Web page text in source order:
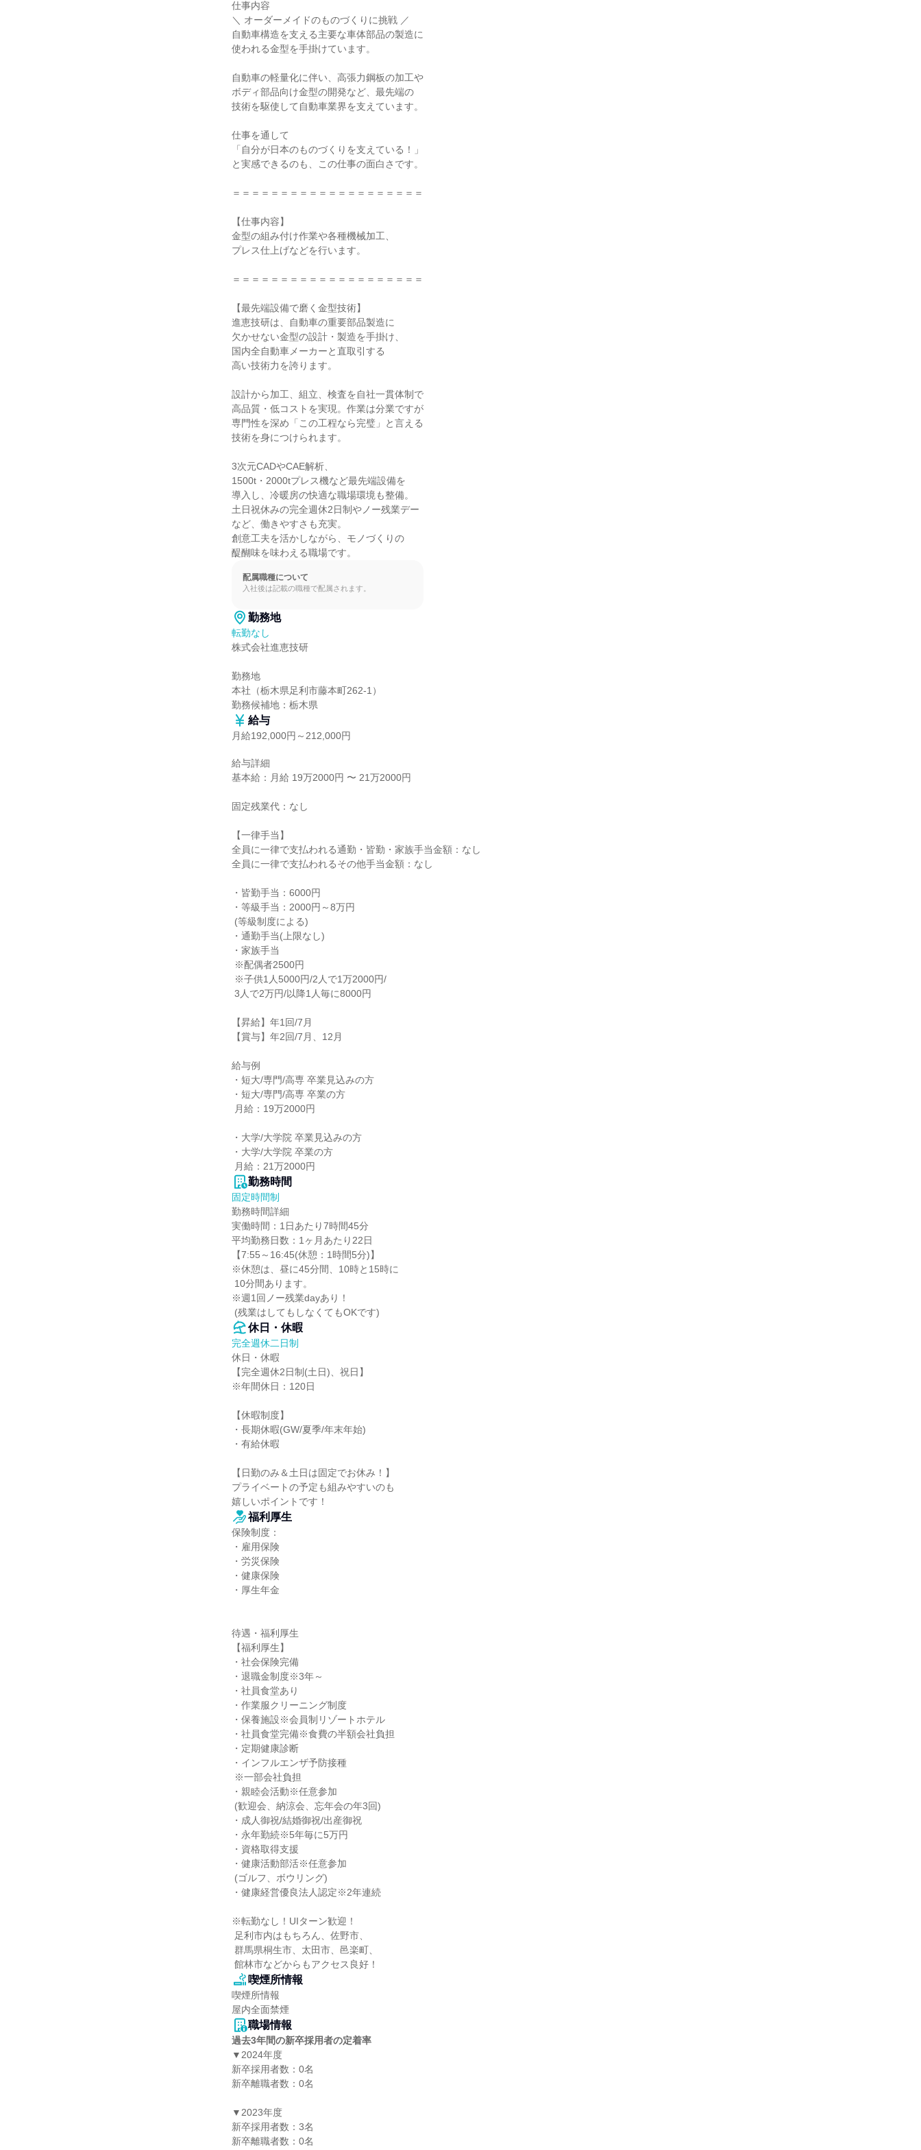
仕事内容
＼ オーダーメイドのものづくりに挑戦 ／
自動車構造を支える主要な車体部品の製造に
使われる金型を手掛けています。
自動車の軽量化に伴い、高張力鋼板の加工や
ボディ部品向け金型の開発など、最先端の
技術を駆使して自動車業界を支えています。
仕事を通して
「自分が日本のものづくりを支えている！」
と実感できるのも、この仕事の面白さです。
＝＝＝＝＝＝＝＝＝＝＝＝＝＝＝＝＝＝＝＝
【仕事内容】
金型の組み付け作業や各種機械加工、
プレス仕上げなどを行います。
＝＝＝＝＝＝＝＝＝＝＝＝＝＝＝＝＝＝＝＝
【最先端設備で磨く金型技術】
進恵技研は、自動車の重要部品製造に
欠かせない金型の設計・製造を手掛け、
国内全自動車メーカーと直取引する
高い技術力を誇ります。
設計から加工、組立、検査を自社一貫体制で
高品質・低コストを実現。作業は分業ですが
専門性を深め「この工程なら完璧」と言える
技術を身につけられます。
3次元CADやCAE解析、
1500t・2000tプレス機など最先端設備を
導入し、冷暖房の快適な職場環境も整備。
土日祝休みの完全週休2日制やノー残業デー
など、働きやすさも充実。
創意工夫を活かしながら、モノづくりの
醍醐味を味わえる職場です。
配属職種について
入社後は記載の職種で配属されます。
勤務地
転勤なし
株式会社進恵技研
勤務地
本社（栃木県足利市藤本町262-1）
勤務候補地：栃木県
給与
月給192,000円～212,000円
給与詳細
基本給：月給 19万2000円 〜 21万2000円
固定残業代：なし
【一律手当】
全員に一律で支払われる通勤・皆勤・家族手当金額：なし
全員に一律で支払われるその他手当金額：なし
・皆勤手当：6000円
・等級手当：2000円～8万円
・通勤手当(上限なし)
・家族手当
【昇給】年1回/7月
【賞与】年2回/7月、12月
給与例
・短大/専門/高専 卒業見込みの方
・短大/専門/高専 卒業の方
・大学/大学院 卒業見込みの方
・大学/大学院 卒業の方
月給：21万2000円
勤務時間
固定時間制
勤務時間詳細
実働時間：1日あたり7時間45分
平均勤務日数：1ヶ月あたり22日
【7:55～16:45(休憩：1時間5分)】
※休憩は、昼に45分間、10時と15時に
※週1回ノー残業dayあり！
(残業はしてもしなくてもOKです)
休日・休暇
完全週休二日制
休日・休暇
【完全週休2日制(土日)、祝日】
※年間休日：120日
【休暇制度】
・長期休暇(GW/夏季/年末年始)
・有給休暇
【日勤のみ＆土日は固定でお休み！】
プライベートの予定も組みやすいのも
嬉しいポイントです！
福利厚生
保険制度：
・雇用保険
・労災保険
・健康保険
・厚生年金
待遇・福利厚生
【福利厚生】
・社会保険完備
・退職金制度※3年～
・社員食堂あり
・作業服クリーニング制度
・保養施設※会員制リゾートホテル
・社員食堂完備※食費の半額会社負担
・定期健康診断
・インフルエンザ予防接種
・親睦会活動※任意参加
・成人御祝/結婚御祝/出産御祝
・永年勤続※5年毎に5万円
・資格取得支援
・健康活動部活※任意参加
・健康経営優良法人認定※2年連続
※転勤なし！UIターン歓迎！
館林市などからもアクセス良好！
喫煙所情報
喫煙所情報
屋内全面禁煙
職場情報
過去3年間の新卒採用者の定着率
▼2024年度
新卒採用者数：0名
新卒離職者数：0名
▼2023年度
新卒採用者数：3名
新卒離職者数：0名